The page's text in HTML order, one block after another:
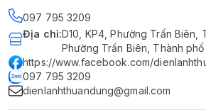
097 795 3209
Địa chỉ:D10, KP4, Phường Trấn Biên,
Phường Trấn Biên, Thành
https://www.facebook.com/
097 795 3209
dienlanhthuandung@gmail.com